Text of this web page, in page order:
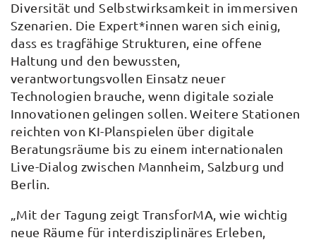
Diversität und Selbstwirksamkeit in immersiven
Szenarien. Die Expert*innen waren sich einig,
dass es tragfähige Strukturen, eine offene
Haltung und den bewussten,
verantwortungsvollen Einsatz neuer
Technologien brauche, wenn digitale soziale
Innovationen gelingen sollen. Weitere Stationen
reichten von KI-Planspielen über digitale
Beratungsräume bis zu einem internationalen
Live-Dialog zwischen Mannheim, Salzburg und
Berlin.
„Mit der Tagung zeigt TransforMA, wie wichtig
neue Räume für interdisziplinäres Erleben,